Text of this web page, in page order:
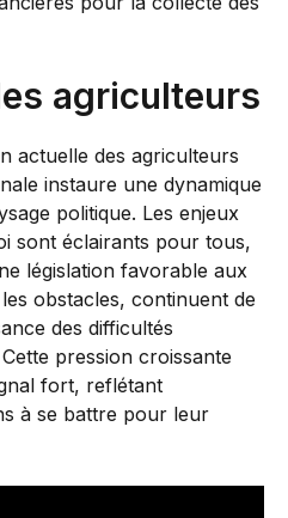
agriculteurs
actuelle des agriculteurs
instaure une dynamique
politique. Les enjeux
sont éclairants pour tous,
législation favorable aux
obstacles, continuent de
des difficultés
pression croissante
fort, reflétant
à se battre pour leur